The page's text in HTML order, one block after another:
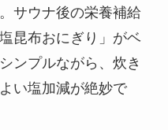
サウナ後の栄養補給
昆布おにぎり」がベ
ンプルながら、炊き
い塩加減が絶妙で